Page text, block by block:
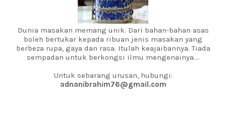
Dunia masakan memang unik. Dari bahan-bahan asas
boleh bertukar kepada ribuan jenis masakan yang
berbeza rupa, gaya dan rasa. Itulah keajaibannya. Tiada
sempadan untuk berkongsi ilmu mengenainya....
Untuk sebarang urusan, hubungi:
adnanibrahim76@gmail.com